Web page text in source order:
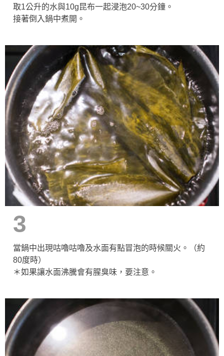
取1公升的水與10g昆布一起浸泡20~30分鐘。
接著倒入鍋中煮開。
3
當鍋中出現咕嚕咕嚕及水面有點冒泡的時候關火。（約
80度時）
＊如果讓水面沸騰會有腥臭味，要注意。